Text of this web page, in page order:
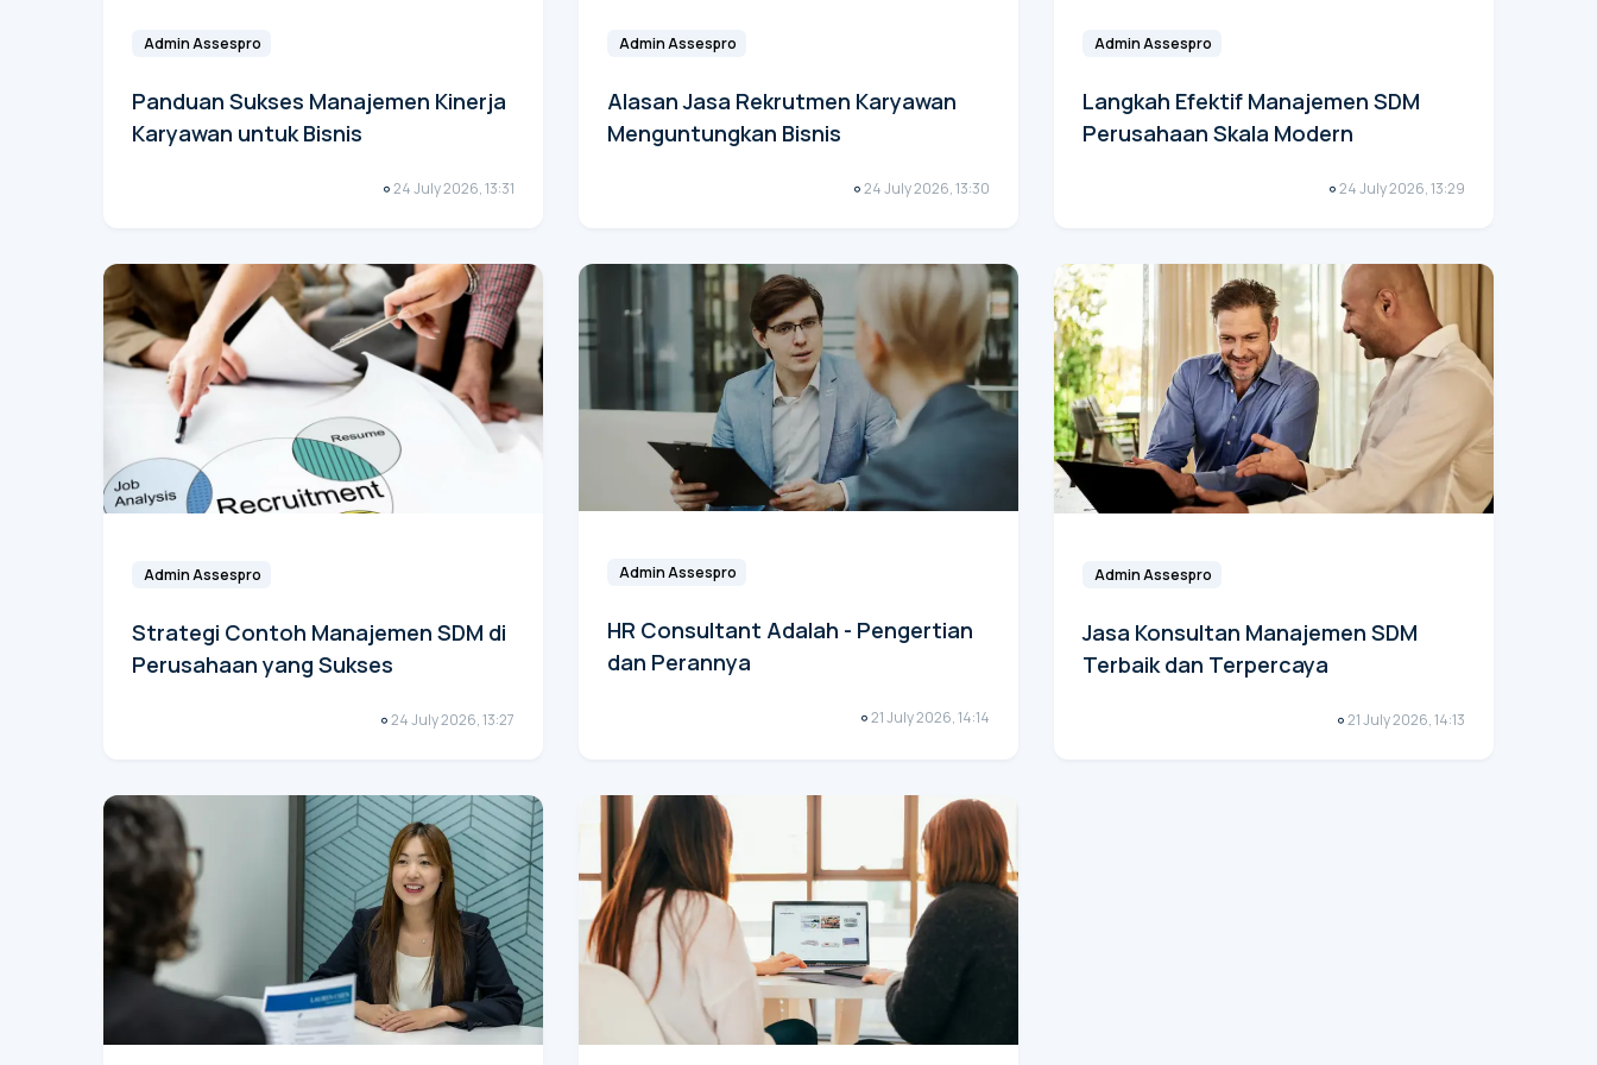
Admin Assespro
Panduan Sukses Manajemen Kinerja
Karyawan untuk Bisnis
24 July 2026, 13:31
Admin Assespro
Alasan Jasa Rekrutmen Karyawan
Menguntungkan Bisnis
24 July 2026, 13:30
Admin Assespro
Langkah Efektif Manajemen SDM
Perusahaan Skala Modern
24 July 2026, 13:29
Admin Assespro
Strategi Contoh Manajemen SDM di
Perusahaan yang Sukses
24 July 2026, 13:27
Admin Assespro
HR Consultant Adalah - Pengertian
dan Perannya
21 July 2026, 14:14
Admin Assespro
Jasa Konsultan Manajemen SDM
Terbaik dan Terpercaya
21 July 2026, 14:13